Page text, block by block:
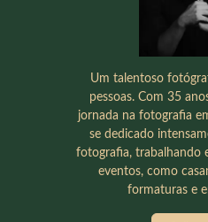
Um talentoso
pessoas. Com 35
jornada na fotografia
se dedicado
fotografia, trabalhando
eventos, como
formaturas e